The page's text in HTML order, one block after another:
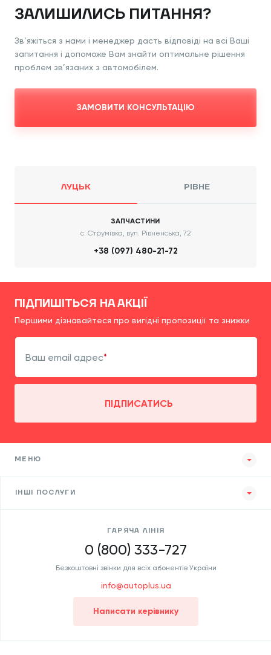
ЗАЛИШИЛИСЬ ПИТАННЯ?
Зв’яжіться з нами і менеджер дасть відповіді на всі Ваші
запитання і допоможе Вам знайти оптимальне рішення
проблем зв’язаних з автомобілем.
ЗАМОВИТИ КОНСУЛЬТАЦІЮ
ЛУЦЬК РІВНЕ
ЗАПЧАСТИНИ
с. Струмівка, вул. Рівненська, 72
+38 (097) 480-21-72
ПІДПИШІТЬСЯ НА АКЦІЇ
Першими дізнавайтеся про вигідні пропозиції та знижки
Ваш email адрес
ПІДПИСАТИСЬ
МЕНЮ
ІНШІ ПОСЛУГИ
ГАРЯЧА ЛІНІЯ
0 (800) 333-727
Безкоштовні звінки для всіх абонентів України
info@autoplus.ua
Написати керівнику